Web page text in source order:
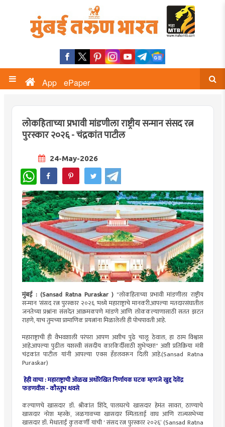
App ePaper
लोकहिताच्या प्रभावी मांडणीला राष्ट्रीय सन्मान संसद रत्न
पुरस्कार २०२६ - चंद्रकांत पाटील
24-May-2026
WhatsApp
मुंबई : (Sansad Ratna Puraskar ) "लोकहिताच्या प्रभावी मांडणीला राष्ट्रीय
सन्मान ‘संसद रत्न पुरस्कार २०२६ 'मध्ये महाराष्ट्राचे मानकरी.आपल्या मतदारसंघातील
जनतेच्या प्रश्नांना संसदेत आक्रमकपणे मांडणे आणि लोककल्याणासाठी सतत झटत
राहणे, याच तुमच्या प्रामाणिक प्रयत्नांना मिळालेली ही पोचपावती आहे.
महाराष्ट्राची ही वैभवशाली परंपरा आपण अशीच पुढे चालू ठेवाल, हा ठाम विश्वास
आहे.आपल्या पुढील यशस्वी संसदीय कारकिर्दीसाठी शुभेच्छा!" अशी प्रतिक्रिया मंत्री
चंद्रकांत पाटील यांनी आपल्या एक्स हँडलवरून दिली आहे.(Sansad Ratna
Puraskar)
हेही वाचा :महाराष्ट्राची ओळख अधोरेखित निर्णायक घटक म्हणजे खुद्द देवेंद्र
फडणवीस - कौस्तुभ धवसे
कल्याणचे खासदार डॉ. श्रीकांत शिंदे, पालघरचे खासदार हेमंत सावरा, ठाण्याचे
खासदार नरेश म्हस्के, जळगावच्या खासदार स्मिताताई वाघ आणि राज्यसभेच्या
खासदार डॉ. मेधाताई कुलकर्णी यांची ' संसद रत्न पुरस्कार २०२६’ (Sansad Ratna